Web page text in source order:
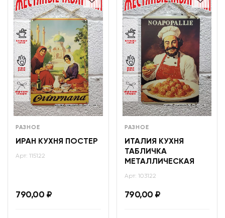
РАЗНОЕ
ИРАН КУХНЯ ПОСТЕР
Арт: 115122
790,00 ₽
РАЗНОЕ
ИТАЛИЯ КУХНЯ
ТАБЛИЧКА
МЕТАЛЛИЧЕСКАЯ
Арт: 103122
790,00 ₽